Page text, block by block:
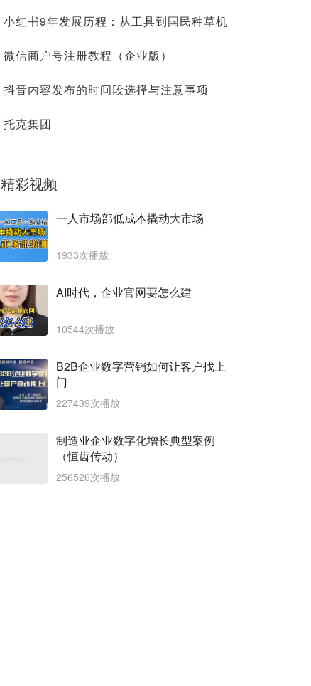
小红书9年发展历程：从工具到国民种草机
微信商户号注册教程（企业版）
抖音内容发布的时间段选择与注意事项
托克集团
精彩视频
一人市场部低成本撬动大市场
1933次播放
AI时代，企业官网要怎么建
10544次播放
B2B企业数字营销如何让客户找上
门
227439次播放
制造业企业数字化增长典型案例
（恒齿传动）
256526次播放